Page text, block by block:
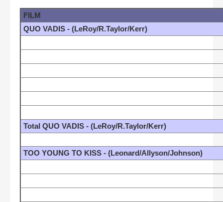
FILM
QUO VADIS - (LeRoy/R.Taylor/Kerr)
Total QUO VADIS - (LeRoy/R.Taylor/Kerr)
TOO YOUNG TO KISS - (Leonard/Allyson/Johnson)